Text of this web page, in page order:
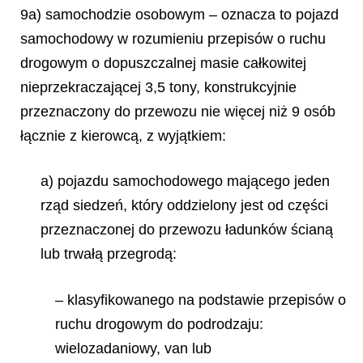
9a) samochodzie osobowym – oznacza to pojazd
samochodowy w rozumieniu przepisów o ruchu
drogowym o dopuszczalnej masie całkowitej
nieprzekraczającej 3,5 tony, konstrukcyjnie
przeznaczony do przewozu nie więcej niż 9 osób
łącznie z kierowcą, z wyjątkiem:
a) pojazdu samochodowego mającego jeden
rząd siedzeń, który oddzielony jest od części
przeznaczonej do przewozu ładunków ścianą
lub trwałą przegrodą:
– klasyfikowanego na podstawie przepisów o
ruchu drogowym do podrodzaju:
wielozadaniowy, van lub